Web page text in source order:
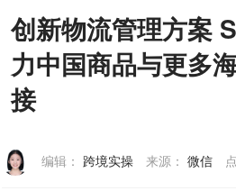
联系我们
创新物流管理方案
力中国商品与更多
接
编辑： 跨境实操 来源： 微信